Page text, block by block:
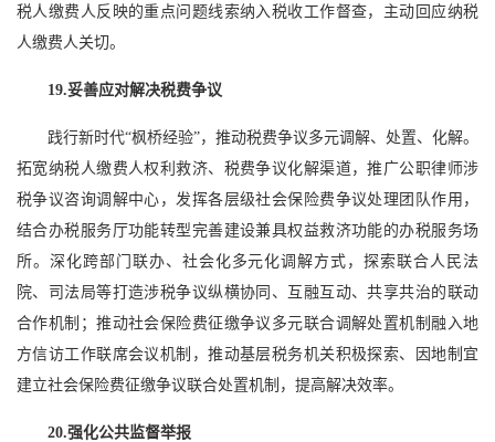
税人缴费人反映的重点问题线索纳入税收工作督查，主动回应纳税
人缴费人关切。
19.妥善应对解决税费争议
践行新时代“枫桥经验”，推动税费争议多元调解、处置、化解。
拓宽纳税人缴费人权利救济、税费争议化解渠道，推广公职律师涉
税争议咨询调解中心，发挥各层级社会保险费争议处理团队作用，
结合办税服务厅功能转型完善建设兼具权益救济功能的办税服务场
所。深化跨部门联办、社会化多元化调解方式，探索联合人民法
院、司法局等打造涉税争议纵横协同、互融互动、共享共治的联动
合作机制；推动社会保险费征缴争议多元联合调解处置机制融入地
方信访工作联席会议机制，推动基层税务机关积极探索、因地制宜
建立社会保险费征缴争议联合处置机制，提高解决效率。
20.强化公共监督举报